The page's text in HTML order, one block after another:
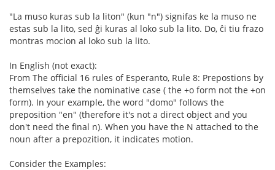
"La muso kuras sub la liton" (kun "n") signifas ke la muso ne
estas sub la lito, sed ĝi kuras al loko sub la lito. Do, ĉi tiu frazo
montras mocion al loko sub la lito.
In English (not exact):
From The official 16 rules of Esperanto, Rule 8: Prepostions by
themselves take the nominative case ( the +o form not the +on
form). In your example, the word "domo" follows the
preposition "en" (therefore it's not a direct object and you
don't need the final n). When you have the N attached to the
noun after a prepozition, it indicates motion.
Consider the Examples: